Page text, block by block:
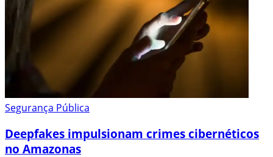
Segurança Pública
Deepfakes impulsionam crimes cibernéticos
no Amazonas